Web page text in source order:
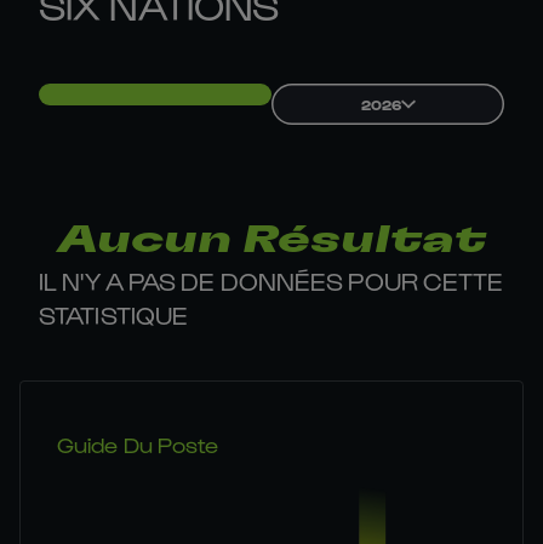
2026
Aucun Résultat
IL N'Y A PAS DE DONNÉES POUR CETTE
STATISTIQUE
Guide Du Poste